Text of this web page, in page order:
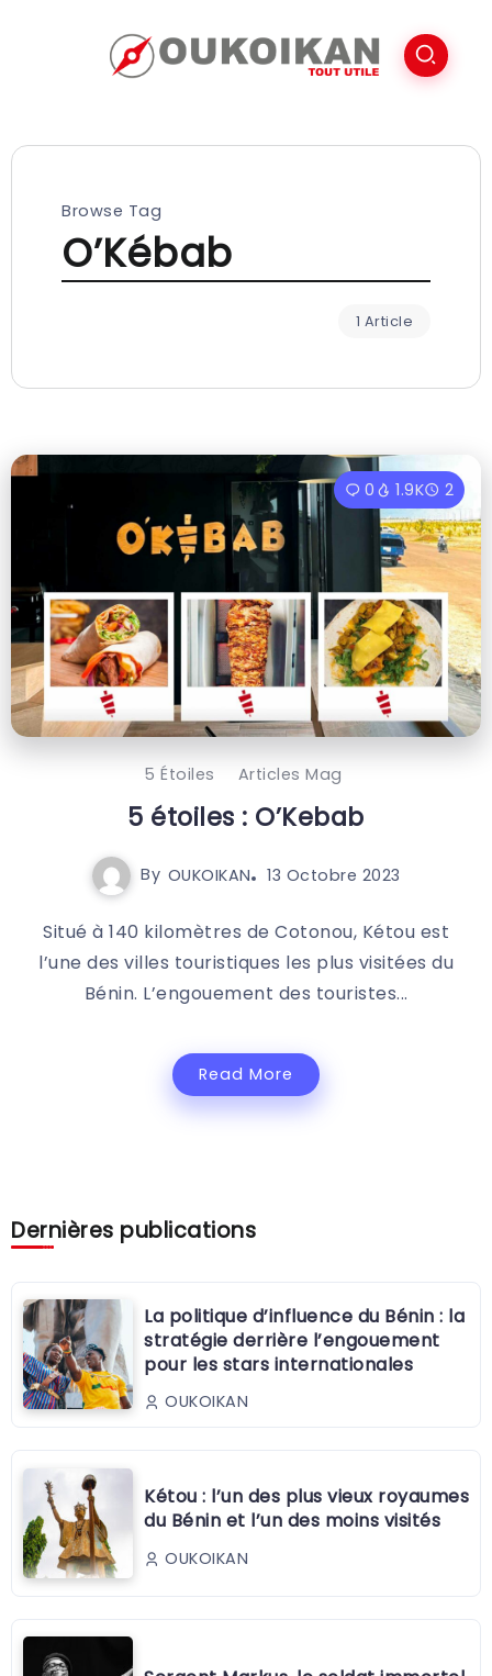
Browse Tag
O’Kébab
1 Article
0 1.9K 2
5 Étoiles Articles Mag
5 étoiles : O’Kebab
By OUKOIKAN 13 Octobre 2023
Situé à 140 kilomètres de Cotonou, Kétou est
l’une des villes touristiques les plus visitées du
Bénin. L’engouement des touristes...
Read More
Dernières publications
La politique d’influence du Bénin : la
stratégie derrière l’engouement
pour les stars internationales
OUKOIKAN
Kétou : l’un des plus vieux royaumes
du Bénin et l’un des moins visités
OUKOIKAN